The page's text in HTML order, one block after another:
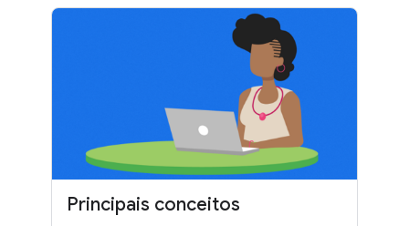
Principais conceitos